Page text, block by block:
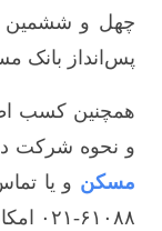
چهل و ششمین
پس‌انداز بانک
همچنین کسب
و نحوه شرکت
مسکن و یا
۶۱۰۸۸-۰۲۱ امکانپذیر است.